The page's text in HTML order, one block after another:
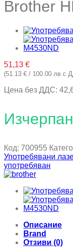
Brother
51,13 €
(51.13 € / 100.00 лв с
Цена без ДДС:
Изчерпан
Код: 700955
Употребявани
употребяван
Описание
Brand
Отзиви (0)